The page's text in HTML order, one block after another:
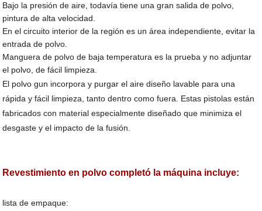
Bajo la presión de aire, todavía tiene una gran salida de polvo,
pintura de alta velocidad.
En el circuito interior de la región es un área independiente, evitar la
entrada de polvo.
Manguera de polvo de baja temperatura es la prueba y no adjuntar
el polvo, de fácil limpieza.
El polvo gun incorpora y purgar el aire diseño lavable para una
rápida y fácil limpieza, tanto dentro como fuera. Estas pistolas están
fabricados con material especialmente diseñado que minimiza el
desgaste y el impacto de la fusión.
Revestimiento en polvo completó la máquina incluye:
lista de empaque: